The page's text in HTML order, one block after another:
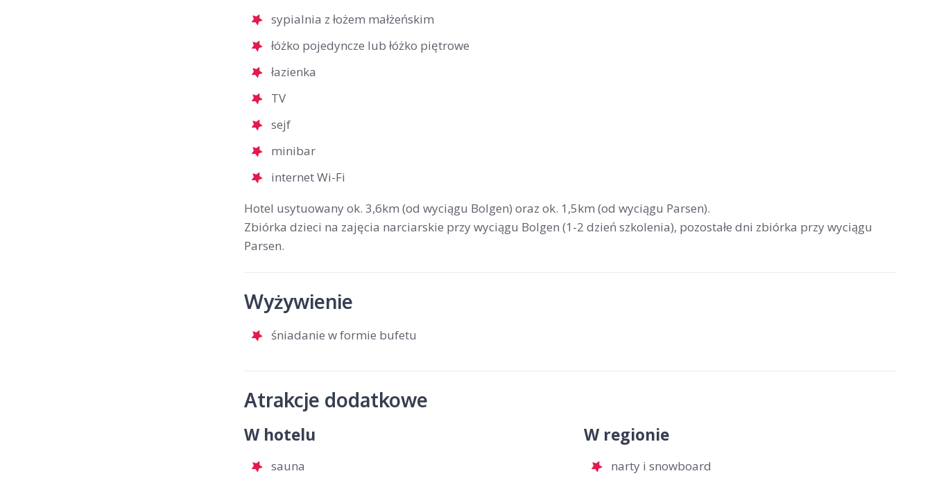
sypialnia z łożem małżeńskim
łóżko pojedyncze lub łóżko piętrowe
łazienka
TV
sejf
minibar
internet Wi-Fi
Hotel usytuowany ok. 3,6km (od wyciągu Bolgen) oraz ok. 1,5km (od wyciągu Parsen).
Zbiórka dzieci na zajęcia narciarskie przy wyciągu Bolgen (1-2 dzień szkolenia), pozostałe dni zbiórka przy wyciągu
Parsen.
Wyżywienie
śniadanie w formie bufetu
Atrakcje dodatkowe
W hotelu
sauna
W regionie
narty i snowboard